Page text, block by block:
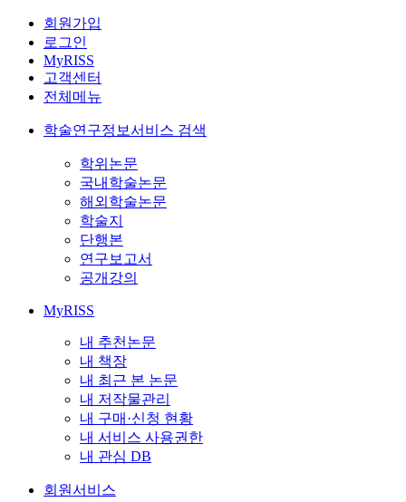
회원가입
로그인
MyRISS
고객센터
전체메뉴
학술연구정보서비스 검색
학위논문
국내학술논문
해외학술논문
학술지
단행본
연구보고서
공개강의
MyRISS
내 추천논문
내 책장
내 최근 본 논문
내 저작물관리
내 구매·신청 현황
내 서비스 사용권한
내 관심 DB
회원서비스